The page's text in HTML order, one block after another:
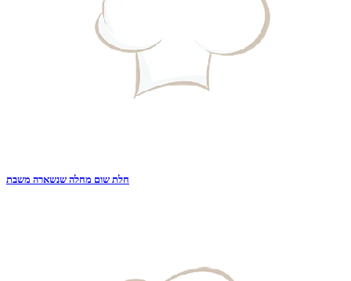
חלת שום מחלה שנשארה משבת